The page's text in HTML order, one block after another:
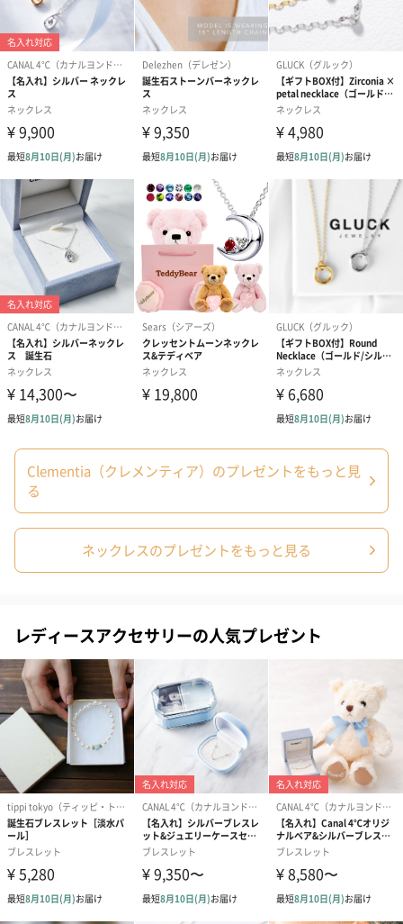
プロヴァンスローズラッピ
ング（2,500円）
プリザーブドフラワーボックスラ
ッピング（5,500円）
メッセージカード
いつもありがとう（0
円）
記念日に愛を込めて（0
円）
お母さんいつ
とう（0円）
Clementia（クレメンティア）のプレゼントをもっと見
る
ネックレスのプレゼントをもっと見る
レディースアクセサリーの人気プレゼント